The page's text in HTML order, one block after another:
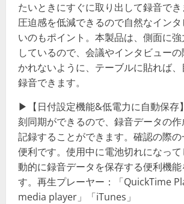
たいときにすぐに取り出して録音で
圧迫感を低減できるので自然なイン
いのもポイント。本製品は、側面に
しているので、会議やインタビュー
かれないように、テーブルに貼れば
録音できます。
▶【日付設定機能&低電力に自動保存
刻同期ができるので、録音データの
記録することができます。確認の際の
便利です。使用中に電池切れになっ
動的に録音データを保存する便利機能
す。再生プレーヤー：「QuickTime
media player」「iTunes」